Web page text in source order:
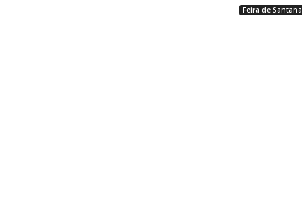
Feira de Santana